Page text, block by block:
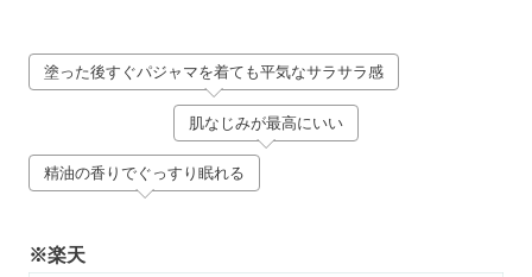
塗った後すぐパジャマを着ても平気なサラサラ感
肌なじみが最高にいい
精油の香りでぐっすり眠れる
※楽天